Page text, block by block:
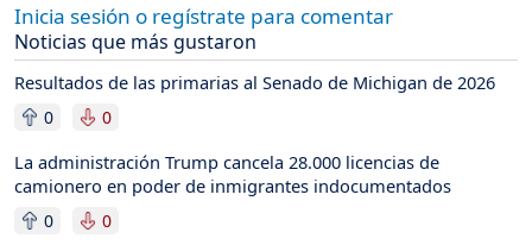
Inicia sesión o regístrate para comentar
Noticias que más gustaron
Resultados de las primarias al Senado de Michigan de 2026
0 0
La administración Trump cancela 28.000 licencias de
camionero en poder de inmigrantes indocumentados
0 0